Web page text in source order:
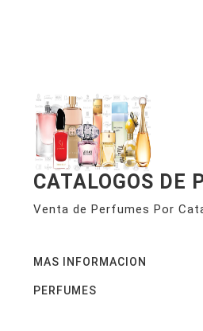
CATALOGOS DE
Venta de Perfumes Por
MAS INFORMACION
PERFUMES